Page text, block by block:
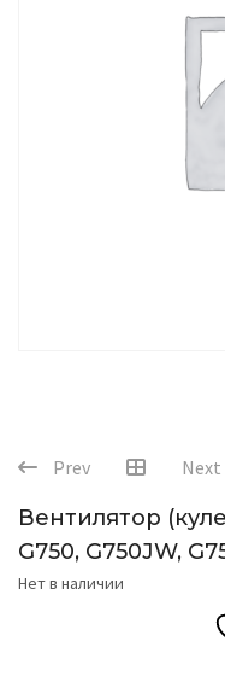
Prev Next
Вентилятор
G750, G750JW,
Нет в наличии